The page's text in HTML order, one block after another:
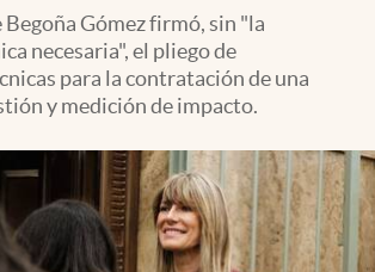
Gómez firmó, sin "la
necesaria", el pliego de
para la contratación de una
y medición de impacto.